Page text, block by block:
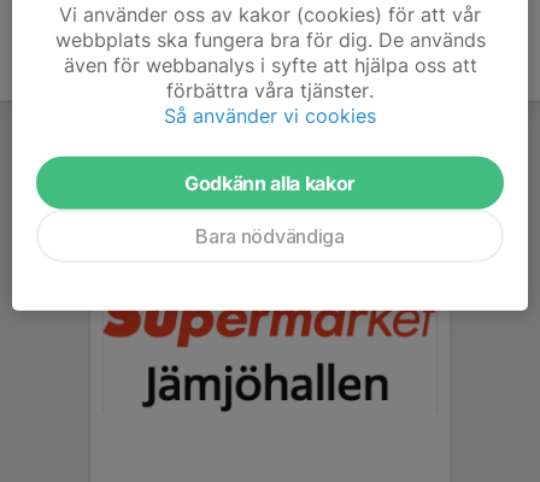
Vi använder oss av kakor (cookies) för att vår
webbplats ska fungera bra för dig. De används
även för webbanalys i syfte att hjälpa oss att
förbättra våra tjänster.
Så använder vi cookies
Godkänn alla kakor
Bara nödvändiga